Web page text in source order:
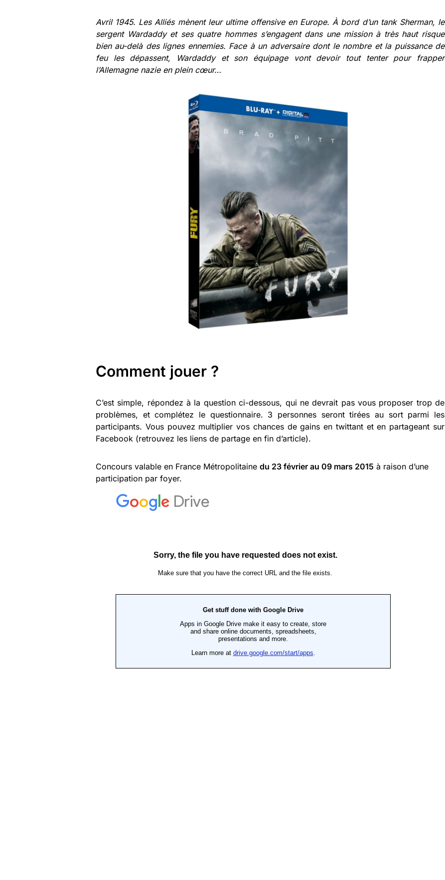
Avril 1945. Les Alliés mènent leur ultime offensive en Europe. À bord d’un tank Sherman, le
sergent Wardaddy et ses quatre hommes s’engagent dans une mission à très haut risque
bien au-delà des lignes ennemies. Face à un adversaire dont le nombre et la puissance de
feu les dépassent, Wardaddy et son équipage vont devoir tout tenter pour frapper
l’Allemagne nazie en plein cœur…
Comment jouer ?
C’est simple, répondez à la question ci-dessous, qui ne devrait pas vous proposer trop de
problèmes, et complétez le questionnaire. 3 personnes seront tirées au sort parmi les
participants. Vous pouvez multiplier vos chances de gains en twittant et en partageant sur
Facebook (retrouvez les liens de partage en fin d’article).
Concours valable en France Métropolitaine du 23 février au 09 mars 2015 à raison d’une
participation par foyer.